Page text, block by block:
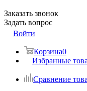
Заказать звонок
Задать вопрос
Войти
Корзина0
Избранные
Сравнение